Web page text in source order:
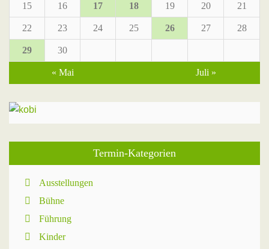
15 16 17 18 19 20 21
22 23 24 25 26 27 28
29 30
« Mai Juli »
Termin-Kategorien
Ausstellungen
Bühne
Führung
Kinder